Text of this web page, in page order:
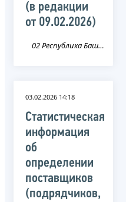
(в редакции
от 09.02.2026)
02 Республика Башкортостан
03.02.2026 14:18
Статистическая
информация
об
определении
поставщиков
(подрядчиков,